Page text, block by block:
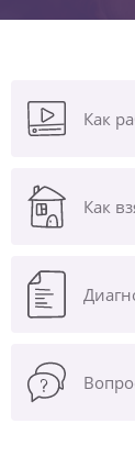
Как
Как